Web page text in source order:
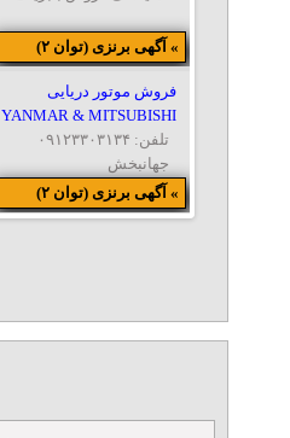
» آگهی برنزی (توان ۲)
فروش موتور دریایی
YANMAR & MITSUBISHI
جهانبخش
تلفن: ۰۹۱۲۳۳۰۳۱۳۴
» آگهی برنزی (توان ۲)
» آگهی برنزی (توان ۲)